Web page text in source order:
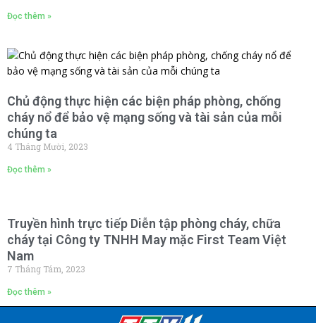
Đọc thêm »
Chủ động thực hiện các biện pháp phòng, chống
cháy nổ để bảo vệ mạng sống và tài sản của mỗi
chúng ta
4 Tháng Mười, 2023
Đọc thêm »
Truyền hình trực tiếp Diễn tập phòng cháy, chữa
cháy tại Công ty TNHH May mặc First Team Việt
Nam
7 Tháng Tám, 2023
Đọc thêm »